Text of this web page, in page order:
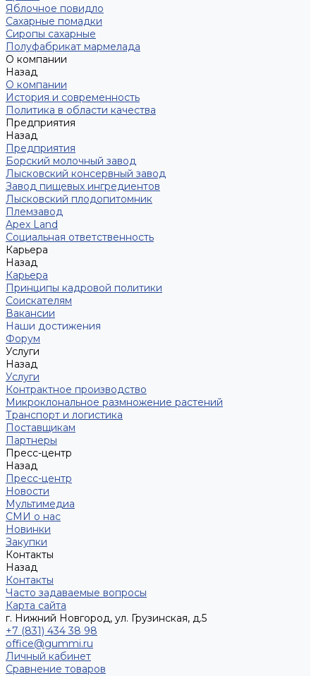
Яблочное повидло
Сахарные помадки
Сиропы сахарные
Полуфабрикат мармелада
О компании
Назад
О компании
История и современность
Политика в области качества
Предприятия
Назад
Предприятия
Борский молочный завод
Лысковский консервный завод
Завод пищевых ингредиентов
Лысковский плодопитомник
Племзавод
Apex Land
Социальная ответственность
Карьера
Назад
Карьера
Принципы кадровой политики
Соискателям
Вакансии
Наши достижения
Форум
Услуги
Назад
Услуги
Контрактное производство
Микроклональное размножение растений
Транспорт и логистика
Поставщикам
Партнеры
Пресс-центр
Назад
Пресс-центр
Новости
Мультимедиа
СМИ о нас
Новинки
Закупки
Контакты
Назад
Контакты
Часто задаваемые вопросы
Карта сайта
г. Нижний Новгород, ул. Грузинская, д.5
+7 (831) 434 38 98
office@gummi.ru
Личный кабинет
Сравнение товаров